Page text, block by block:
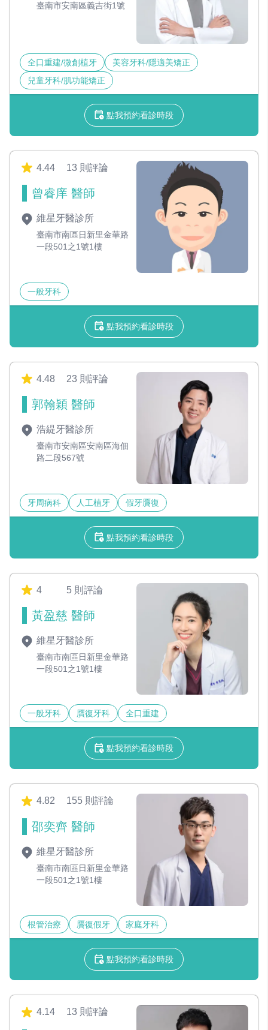
臺南市安南區義吉街1號
全口重建/微創植牙
美容牙科/隱適美矯正
兒童牙科/肌功能矯正
點我預約看診時段
4.44 13 則評論
曾睿庠 醫師
維星牙醫診所
臺南市南區日新里金華路
一段501之1號1樓
一般牙科
點我預約看診時段
4.48 23 則評論
郭翰穎 醫師
浩緹牙醫診所
臺南市安南區安南區海佃
路二段567號
牙周病科 人工植牙 假牙贗復
點我預約看診時段
4 5 則評論
黃盈慈 醫師
維星牙醫診所
臺南市南區日新里金華路
一段501之1號1樓
一般牙科 贋復牙科 全口重建
點我預約看診時段
4.82 155 則評論
邵奕齊 醫師
維星牙醫診所
臺南市南區日新里金華路
一段501之1號1樓
根管治療 贗復假牙 家庭牙科
點我預約看診時段
4.14 13 則評論